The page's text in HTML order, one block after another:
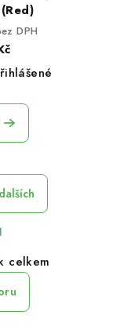
DPH
celkem